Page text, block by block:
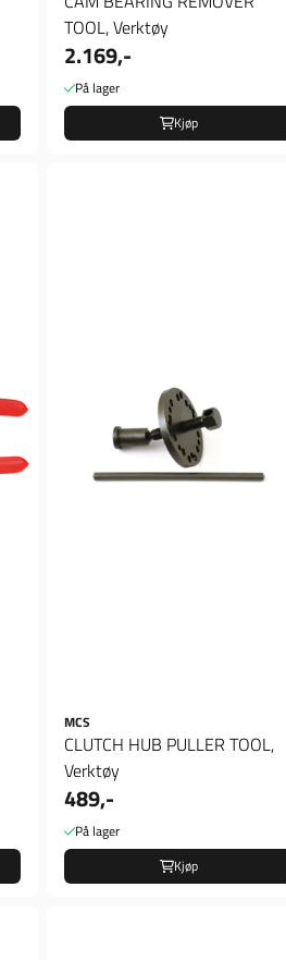
TOOL, Verktøy
2.169,-
På lager
Kjøp
MCS
CLUTCH HUB PULLER TOOL,
Verktøy
489,-
På lager
Kjøp